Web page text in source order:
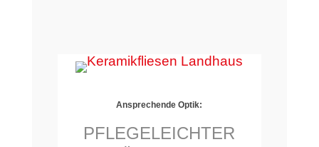
Ansprechende Optik:
PFLEGELEICHTER